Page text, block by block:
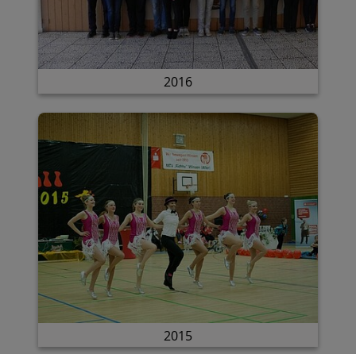
2016
2015